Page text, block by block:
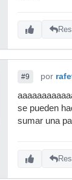
#9 por
se pueden
sumar una